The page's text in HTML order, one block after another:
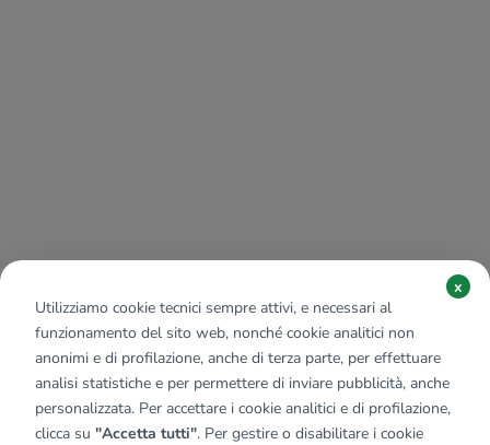
Utilizziamo cookie tecnici sempre attivi, e necessari al
funzionamento del sito web, nonché cookie analitici non
anonimi e di profilazione, anche di terza parte, per effettuare
analisi statistiche e per permettere di inviare pubblicità, anche
personalizzata. Per accettare i cookie analitici e di profilazione,
clicca su "Accetta tutti". Per gestire o disabilitare i cookie
x